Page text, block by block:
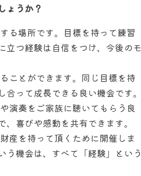
ょうか？
る場所です。目標を持って練習
立つ経験は自信をつけ、今後のモ
ことができます。同じ目標を持
って成長できる良い機会です。
演奏をご家族に聴いてもらう良
喜びや感動を共有できます。
産を持って頂くために開催しま
う機会は、すべて「経験」という